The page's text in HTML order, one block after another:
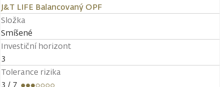
J&T LIFE Balancovaný OPF
Složka
Smíšené
Investiční horizont
3
Tolerance rizika
3 / 7